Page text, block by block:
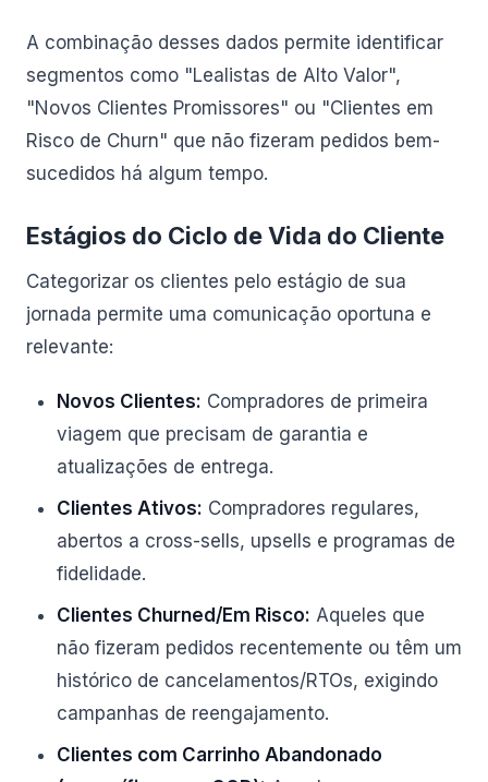
A combinação desses dados permite identificar
segmentos como "Lealistas de Alto Valor",
"Novos Clientes Promissores" ou "Clientes em
Risco de Churn" que não fizeram pedidos bem-
sucedidos há algum tempo.
Estágios do Ciclo de Vida do Cliente
Categorizar os clientes pelo estágio de sua
jornada permite uma comunicação oportuna e
relevante:
Novos Clientes: Compradores de primeira
viagem que precisam de garantia e
atualizações de entrega.
Clientes Ativos: Compradores regulares,
abertos a cross-sells, upsells e programas de
fidelidade.
Clientes Churned/Em Risco: Aqueles que
não fizeram pedidos recentemente ou têm um
histórico de cancelamentos/RTOs, exigindo
campanhas de reengajamento.
Clientes com Carrinho Abandonado